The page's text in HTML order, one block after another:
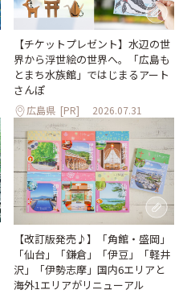
【チケットプレゼント】水辺の世
界から浮世絵の世界へ。「広島も
とまち水族館」ではじまるアート
さんぽ
広島県 [PR] 2026.07.31
【改訂版発売♪】「角館・盛岡」
「仙台」「鎌倉」「伊豆」「軽井
沢」「伊勢志摩」国内6エリアと
海外1エリアがリニューアル